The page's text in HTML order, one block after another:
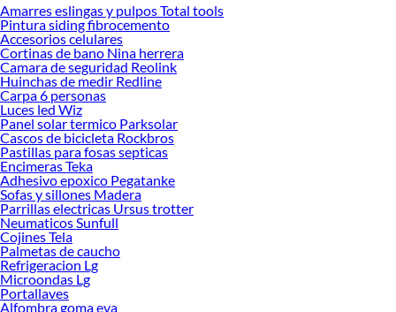
Amarres eslingas y pulpos Total tools
Pintura siding fibrocemento
Accesorios celulares
Cortinas de bano Nina herrera
Camara de seguridad Reolink
Huinchas de medir Redline
Carpa 6 personas
Luces led Wiz
Panel solar termico Parksolar
Cascos de bicicleta Rockbros
Pastillas para fosas septicas
Encimeras Teka
Adhesivo epoxico Pegatanke
Sofas y sillones Madera
Parrillas electricas Ursus trotter
Neumaticos Sunfull
Cojines Tela
Palmetas de caucho
Refrigeracion Lg
Microondas Lg
Portallaves
Alfombra goma eva